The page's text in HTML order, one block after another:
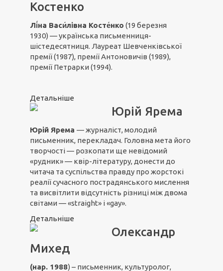
Костенко
Лі́на Васи́лівна Косте́нко (19 березня
1930) — українська письменниця-
шістедесятниця. Лауреат Шевченківської
премії (1987), премії Антоновичів (1989),
премії Петрарки (1994).
Детальніше
Юрій Ярема
Юрій Ярема — журналіст, молодий
письменник, перекладач. Головна мета його
творчості — розкопати ще невідомий
«рудник» — квір-літературу, донести до
читача та суспільства правду про жорстокі
реалії сучасного пострадянського мислення
та висвітлити відсутність різниці між двома
світами — «straight» і «gay».
Детальніше
Олександр
Михед
(нар. 1988) – письменник, культуролог,